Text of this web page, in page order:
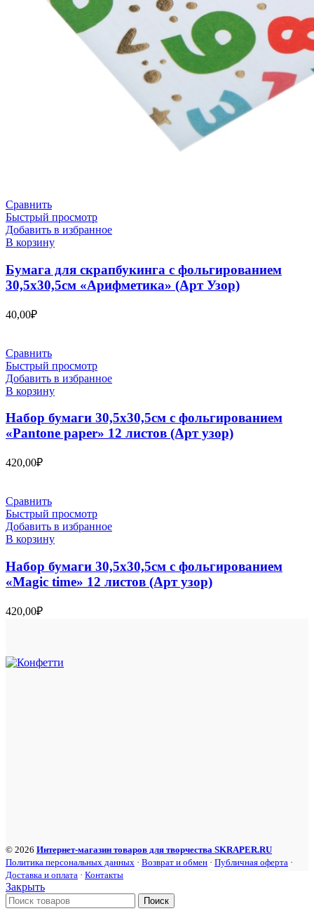
Сравнить
Быстрый просмотр
Добавить в избранное
В корзину
Бумага для скрапбукинга с фольгированием
30,5х30,5см «Арифметика» (Арт Узор)
40,00₽
Сравнить
Быстрый просмотр
Добавить в избранное
В корзину
Набор бумаги 30,5х30,5см с фольгированием
«Pantone paper» 12 листов (Арт узор)
420,00₽
Сравнить
Быстрый просмотр
Добавить в избранное
В корзину
Набор бумаги 30,5х30,5см с фольгированием
«Magic time» 12 листов (Арт узор)
420,00₽
© 2026 Интернет-магазин товаров для творчества SKRAPER.RU
Политика персональных данных · Возврат и обмен · Публичная оферта ·
Доставка и оплата · Контакты
Закрыть
Поиск